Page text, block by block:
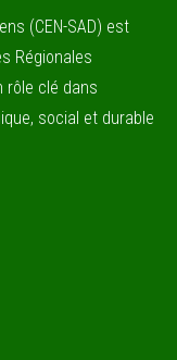
(CEN-SAD) est
Régionales
rôle clé dans
social et durable